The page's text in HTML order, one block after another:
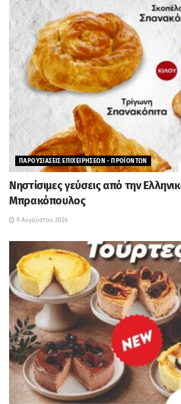
ΠΑΡΟΥΣΙΑΣΕΙΣ ΕΠΙΧΕΙΡΗΣΕΩΝ - ΠΡΟΪΟΝΤΩΝ
Νηστίσιμες γεύσεις από την
Μπρακόπουλος
9 Αυγούστου 2026